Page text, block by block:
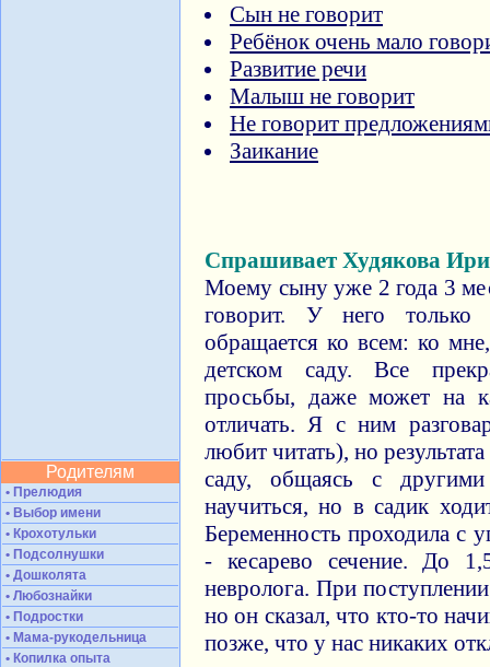
Родителям
• Прелюдия
• Выбор имени
• Крохотульки
• Подсолнушки
• Дошколята
• Любознайки
• Подростки
• Мама-рукодельница
• Копилка опыта
Сын не говорит
Ребёнок очень мало
Развитие речи
Малыш не говорит
Не говорит
Заикание
Спрашивает Худякова
Моему сыну уже 2 года 3
говорит. У него
обращается ко всем: ко
детском саду. Все
просьбы, даже может на
отличать. Я с ним
любит читать), но
саду, общаясь с
научиться, но в садик
Беременность проходила с
- кесарево сечение. До
невролога. При
но он сказал, что кто-то
позже, что у нас никаких